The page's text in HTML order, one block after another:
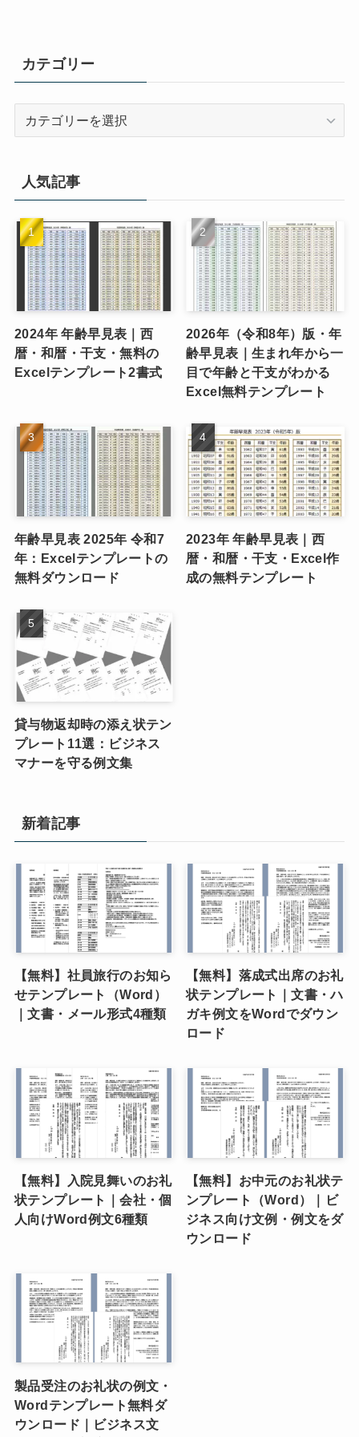
カテゴリー
ー
人気記事
2024年 年齢早見表｜西
暦・和暦・干支・無料の
Excelテンプレート2書式
2026年（令和8年）版・年
齢早見表｜生まれ年から一
目で年齢と干支がわかる
Excel無料テンプレート
年齢早見表 2025年 令和7
年：Excelテンプレートの
無料ダウンロード
2023年 年齢早見表｜西
暦・和暦・干支・Excel作
成の無料テンプレート
貸与物返却時の添え状テン
プレート11選：ビジネス
マナーを守る例文集
新着記事
【無料】社員旅行のお知ら
せテンプレート（Word）
｜文書・メール形式4種類
【無料】落成式出席のお礼
状テンプレート｜文書・ハ
ガキ例文をWordでダウン
ロード
【無料】入院見舞いのお礼
状テンプレート｜会社・個
人向けWord例文6種類
【無料】お中元のお礼状テ
ンプレート（Word）｜ビ
ジネス向け文例・例文をダ
ウンロード
製品受注のお礼状の例文・
Wordテンプレート無料ダ
ウンロード｜ビジネス文